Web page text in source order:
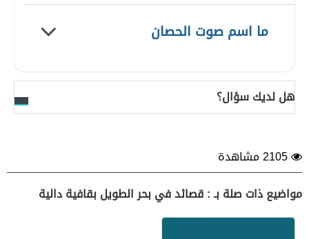
ما اسم صوت الحصان
هل لديك سؤال؟
مواضيع ذات صلة بـ : قصائد في بحر الطويل بقافية دالية